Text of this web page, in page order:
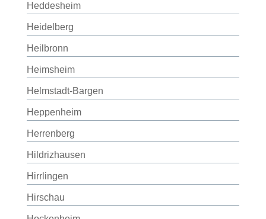
Heddesheim
Heidelberg
Heilbronn
Heimsheim
Helmstadt-Bargen
Heppenheim
Herrenberg
Hildrizhausen
Hirrlingen
Hirschau